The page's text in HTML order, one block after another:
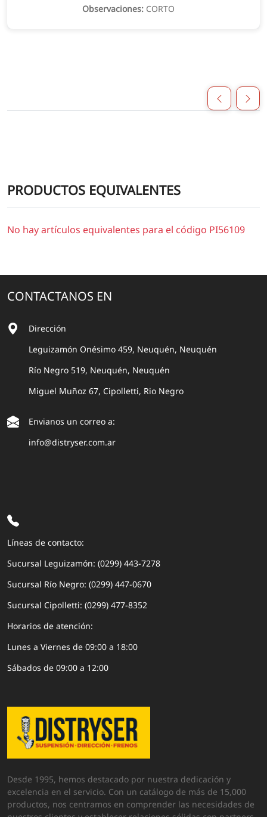
Observaciones: CORTO
PRODUCTOS EQUIVALENTES
No hay artículos equivalentes para el código PI56109
CONTACTANOS EN
Dirección
Leguizamón Onésimo 459, Neuquén, Neuquén
Río Negro 519, Neuquén, Neuquén
Miguel Muñoz 67, Cipolletti, Rio Negro
Envianos un correo a:
info@distryser.com.ar
Líneas de contacto:
Sucursal Leguizamón: (0299) 443-7278
Sucursal Río Negro: (0299) 447-0670
Sucursal Cipolletti: (0299) 477-8352
Horarios de atención:
Lunes a Viernes de 09:00 a 18:00
Sábados de 09:00 a 12:00
Desde 1995, hemos destacado por nuestra dedicación y
excelencia en el servicio. Con un catálogo de más de 15,000
productos, nos centramos en comprender las necesidades de